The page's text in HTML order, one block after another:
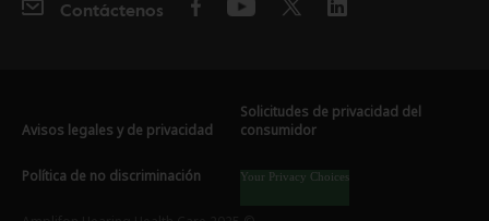
Contáctenos
Avisos legales y de privacidad
Solicitudes de privacidad del
consumidor
Política de no discriminación Your Privacy Choices